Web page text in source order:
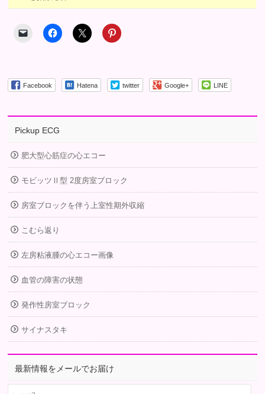
Facebook Hatena twitter Google+ LINE
Pickup ECG
肥大型心筋症の心エコー
モビッツⅡ型 2度房室ブロック
房室ブロックを伴う上室性期外収縮
こむら返り
左房粘液腫の心エコー画像
血管の障害の状態
発作性房室ブロック
サイナスタキ
最新情報をメールでお届け
e-